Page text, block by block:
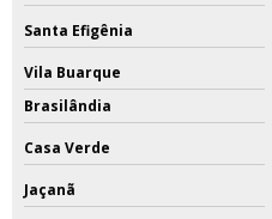
Santa Efigênia
Vila Buarque
Brasilândia
Casa Verde
Jaçanã